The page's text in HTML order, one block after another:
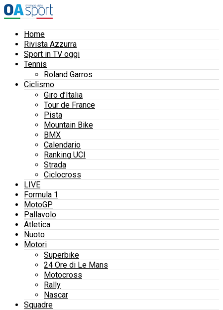
Home
Rivista Azzurra
Sport in TV oggi
Tennis
Roland Garros
Ciclismo
Giro d’Italia
Tour de France
Pista
Mountain Bike
BMX
Calendario
Ranking UCI
Strada
Ciclocross
LIVE
Formula 1
MotoGP
Pallavolo
Atletica
Nuoto
Motori
Superbike
24 Ore di Le Mans
Motocross
Rally
Nascar
Squadre